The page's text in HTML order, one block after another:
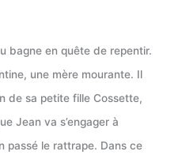
bagne en quête de repentir.
une mère mourante. Il
de sa petite fille Cossette,
Jean va s’engager à
passé le rattrape. Dans ce